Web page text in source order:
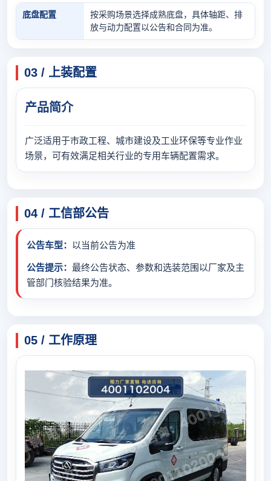
底盘配置
按采购场景选择成熟底盘，具体轴距、排
放与动力配置以公告和合同为准。
03 / 上装配置
产品简介
广泛适用于市政工程、城市建设及工业环保等专业作业
场景，可有效满足相关行业的专用车辆配置需求。
04 / 工信部公告
公告车型： 以当前公告为准
公告提示： 最终公告状态、参数和选装范围以厂家及主
管部门核验结果为准。
05 / 工作原理